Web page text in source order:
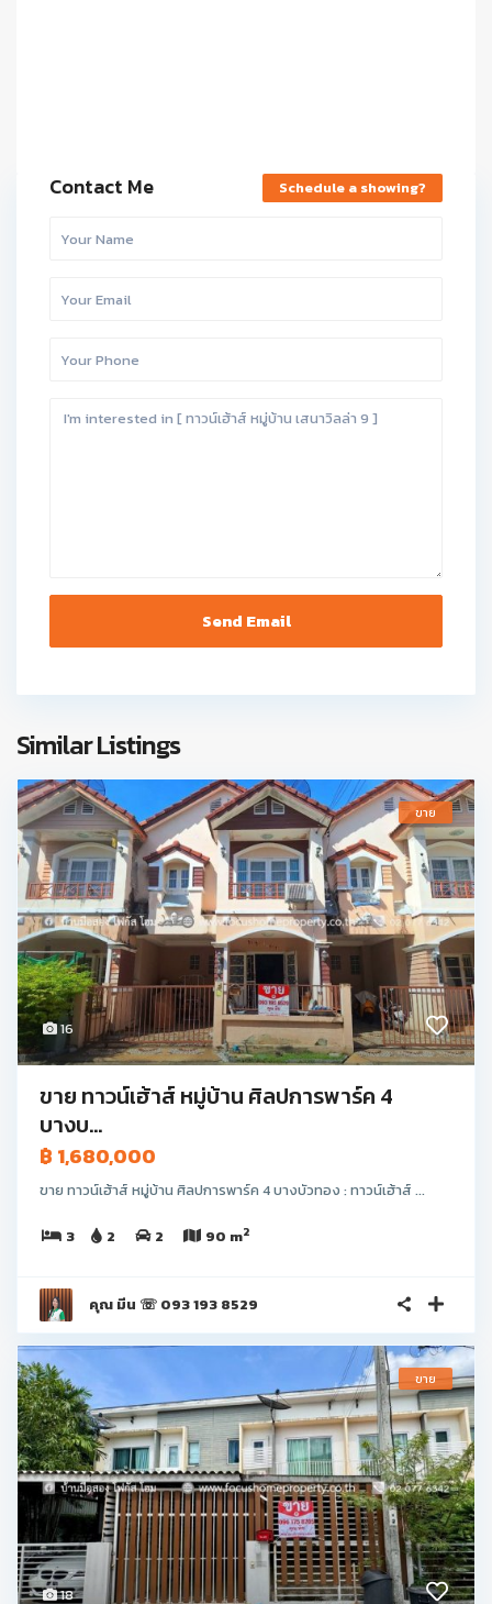
Contact Me Schedule a showing?
Similar Listings
16
ขาย
ขาย ทาวน์เฮ้าส์ หมู่บ้าน ศิลปการพาร์ค 4
บางบ...
฿ 1,680,000
ขาย ทาวน์เฮ้าส์ หมู่บ้าน ศิลปการพาร์ค 4 บางบัวทอง : ทาวน์เฮ้าส์ ...
3 2 2 90 m2
คุณ มีน ☏ 093 193 8529
18
ขาย